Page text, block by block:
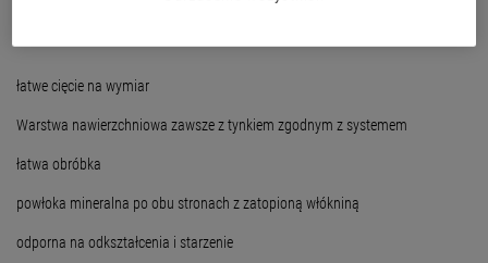
łatwe cięcie na wymiar
Warstwa nawierzchniowa zawsze z tynkiem zgodnym z systemem
łatwa obróbka
powłoka mineralna po obu stronach z zatopioną włókniną
odporna na odkształcenia i starzenie